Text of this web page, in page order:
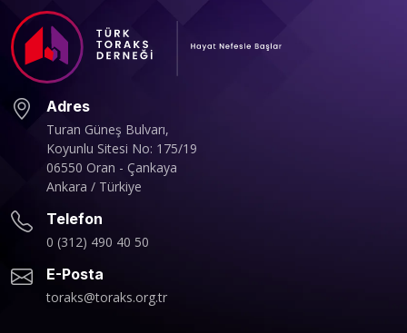
Adres
Turan Güneş Bulvarı,
Koyunlu Sitesi No: 175/19
06550 Oran - Çankaya
Ankara / Türkiye
Telefon
0 (312) 490 40 50
E-Posta
toraks@toraks.org.tr